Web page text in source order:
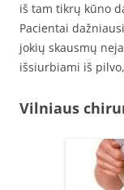
iš tam tikrų kūno
Pacientai
jokių skausmų
išsiurbiami iš
Vilniaus